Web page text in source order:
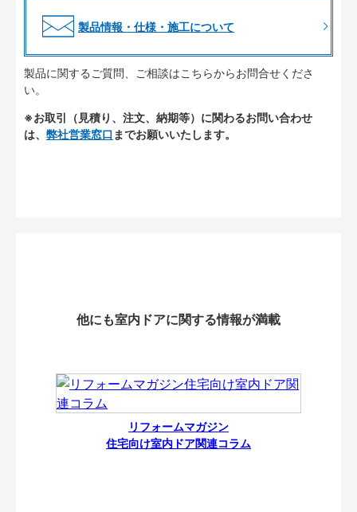
製品情報・仕様・施工について
製品に関するご質問、ご相談はこちらからお問合せくださ
い。
※お取引（見積り、注文、納期等）に関わるお問い合わせ
は、 弊社営業窓口 までお願いいたします。
他にも室内ドアに関する情報が満載
リフォームマガジン
住宅向け室内ドア関連コラム